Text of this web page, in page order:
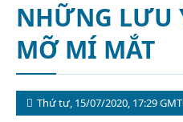
NHỮNG LƯU
MỠ MÍ MẮT
Thứ tư, 15/07/2020, 17:29